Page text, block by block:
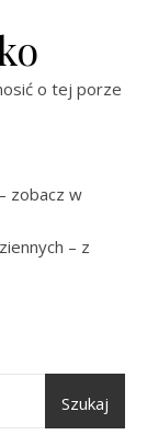
o tej porze
zobacz w
– z
Szukaj